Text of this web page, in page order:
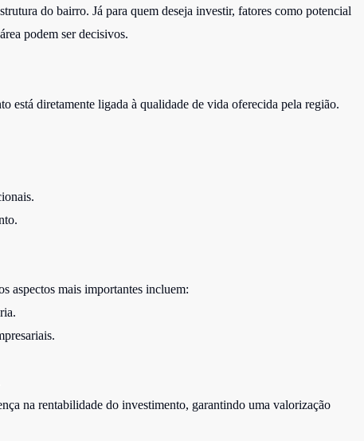
do bairro. Já para quem deseja investir, fatores como potencial
podem ser decisivos.
está diretamente ligada à qualidade de vida oferecida pela região.
aspectos mais importantes incluem:
na rentabilidade do investimento, garantindo uma valorização